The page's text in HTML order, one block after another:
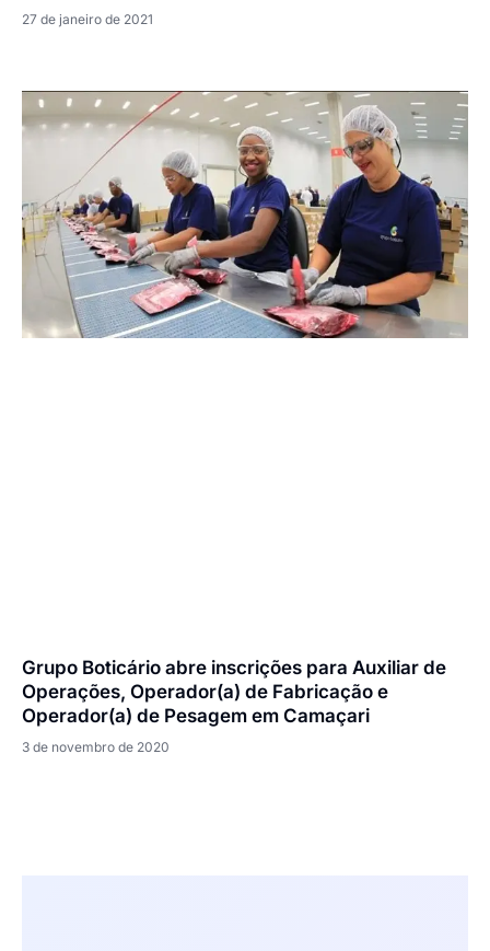
27 de janeiro de 2021
Grupo Boticário abre inscrições para Auxiliar de
Operações, Operador(a) de Fabricação e
Operador(a) de Pesagem em Camaçari
3 de novembro de 2020